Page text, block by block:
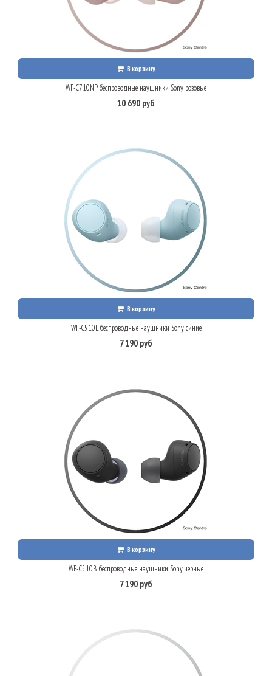
В корзину
WF-C710NP беспроводные наушники Sony розовые
10 690 руб
В корзину
WF-C510L беспроводные наушники Sony синие
7 190 руб
В корзину
WF-C510B беспроводные наушники Sony черные
7 190 руб